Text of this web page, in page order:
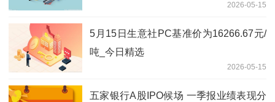
2026-05-15
5月15日生意社PC基准价为16266.67元/
吨_今日精选
2026-05-15
五家银行A股IPO候场 一季报业绩表现分